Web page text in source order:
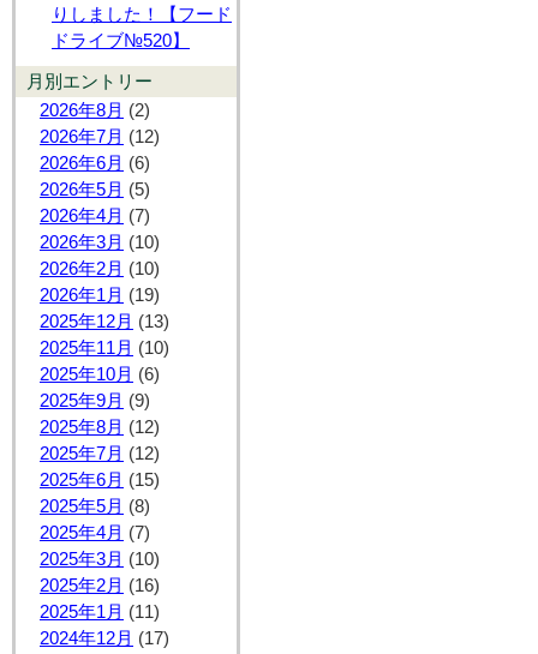
りしました！【フード
ドライブ№520】
月別エントリー
2026年8月 (2)
2026年7月 (12)
2026年6月 (6)
2026年5月 (5)
2026年4月 (7)
2026年3月 (10)
2026年2月 (10)
2026年1月 (19)
2025年12月 (13)
2025年11月 (10)
2025年10月 (6)
2025年9月 (9)
2025年8月 (12)
2025年7月 (12)
2025年6月 (15)
2025年5月 (8)
2025年4月 (7)
2025年3月 (10)
2025年2月 (16)
2025年1月 (11)
2024年12月 (17)